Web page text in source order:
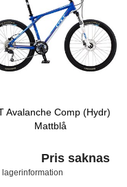
Avalanche Comp (Hydr)
Mattblå
Pris saknas
lagerinformation